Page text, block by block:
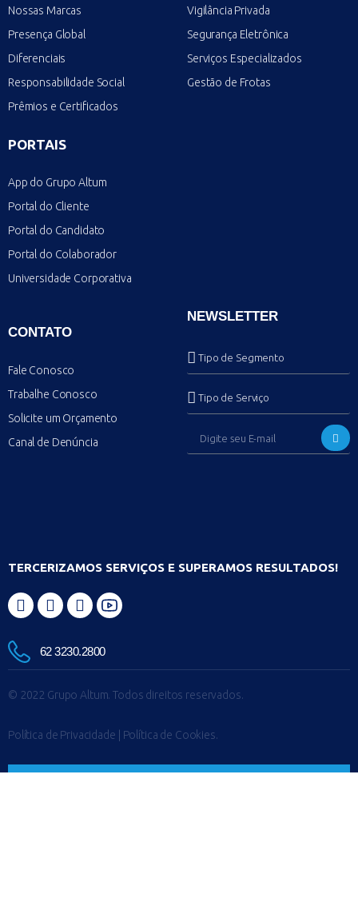
Nossas Marcas
Presença Global
Diferenciais
Responsabilidade Social
Prêmios e Certificados
PORTAIS
App do Grupo Altum
Portal do Cliente
Portal do Candidato
Portal do Colaborador
Universidade Corporativa
Vigilância Privada
Segurança Eletrônica
Serviços Especializados
Gestão de Frotas
CONTATO
Fale Conosco
Trabalhe Conosco
Solicite um Orçamento
Canal de Denúncia
NEWSLETTER
TERCERIZAMOS SERVIÇOS E SUPERAMOS RESULTADOS!
62 3230.2800
© 2022 Grupo Altum. Todos direitos reservados.
Política de Privacidade | Política de Cookies.